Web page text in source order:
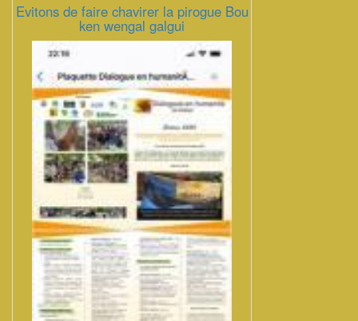
Evitons de faire chavirer la pirogue Bou
ken wengal galgui